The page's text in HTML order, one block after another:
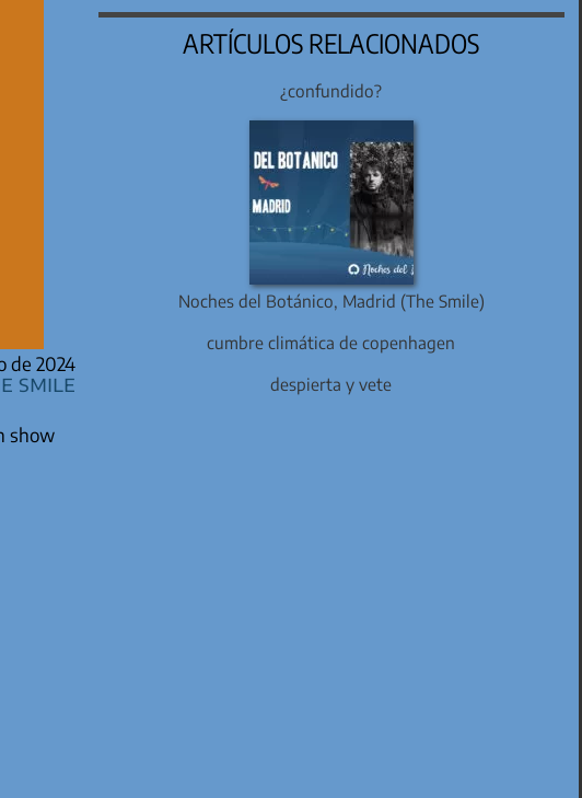
de 2024
Smile
show
ARTÍCULOS RELACIONADOS
¿confundido?
Noches del Botánico, Madrid (The Smile)
cumbre climática de copenhagen
despierta y vete